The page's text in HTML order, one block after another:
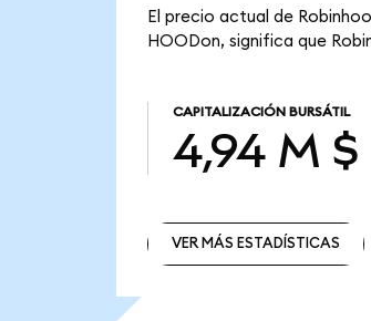
El precio actual de
HOODon, significa que
CAPITALIZACIÓN BURSÁTIL
4,94 M $
VER MÁS ESTADÍSTICAS